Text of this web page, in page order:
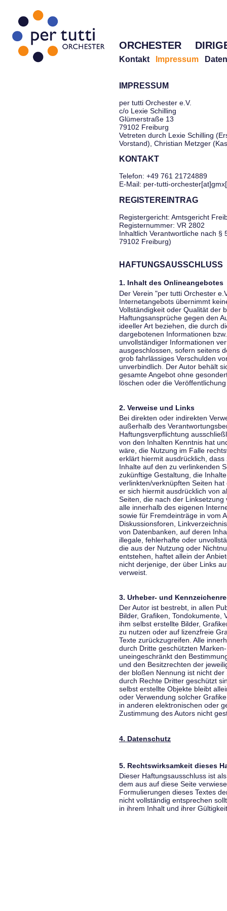
ORCHESTER
Kontakt Impressum
IMPRESSUM
per tutti Orchester e.V.
c/o Lexie Schilling
Glümerstraße 13
79102 Freiburg
Vetreten durch Lexie Schilling
Vorstand), Christian Metzger
KONTAKT
Telefon: +49 761 21724889
E-Mail: per-tutti-
REGISTEREINTRAG
Registergericht: Amtsgericht
Registernummer: VR 2802
Inhaltlich Verantwortliche nach §
79102 Freiburg)
HAFTUNGSAUSSCHLUSS
1. Inhalt des Onlineangebotes
Der Verein "per tutti Orchester
Internetangebots übernimmt
Vollständigkeit oder Qualität der
Haftungsansprüche gegen den
ideeller Art beziehen, die durch
dargebotenen Informationen
unvollständiger Informationen
ausgeschlossen, sofern seitens
grob fahrlässiges Verschulden
unverbindlich. Der Autor behält
gesamte Angebot ohne
löschen oder die
2. Verweise und Links
Bei direkten oder indirekten
außerhalb des
Haftungsverpflichtung
von den Inhalten Kenntnis hat
wäre, die Nutzung im Falle
erklärt hiermit ausdrücklich,
Inhalte auf den zu verlinkenden
zukünftige Gestaltung, die
verlinkten/verknüpften Seiten
er sich hiermit ausdrücklich von
Seiten, die nach der
alle innerhalb des eigenen
sowie für Fremdeinträge in vom
Diskussionsforen,
von Datenbanken, auf deren
illegale, fehlerhafte oder
die aus der Nutzung oder
entstehen, haftet allein der
nicht derjenige, der über Links
verweist.
3. Urheber- und
Der Autor ist bestrebt, in allen
Bilder, Grafiken, Tondokumente,
ihm selbst erstellte Bilder,
zu nutzen oder auf lizenzfreie
Texte zurückzugreifen. Alle
durch Dritte geschützten
uneingeschränkt den
und den Besitzrechten der
der bloßen Nennung ist nicht
durch Rechte Dritter geschützt
selbst erstellte Objekte bleibt
oder Verwendung solcher
in anderen elektronischen oder
Zustimmung des Autors nicht
4. Datenschutz
5. Rechtswirksamkeit dieses
Dieser Haftungsausschluss ist
dem aus auf diese Seite
Formulierungen dieses Textes
nicht vollständig entsprechen
in ihrem Inhalt und ihrer